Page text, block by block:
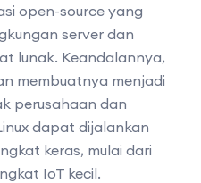
open-source yang
server dan
lunak. Keandalannya,
membuatnya menjadi
perusahaan dan
dapat dijalankan
keras, mulai dari
IoT kecil.